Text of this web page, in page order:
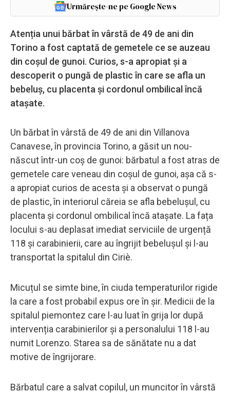
Urmărește-ne pe Google News
Atenția unui bărbat în vârstă de 49 de ani din
Torino a fost captată de gemetele ce se auzeau
din coșul de gunoi. Curios, s-a apropiat și a
descoperit o pungă de plastic în care se afla un
bebeluș, cu placenta și cordonul ombilical încă
atașate.
Un bărbat în vârstă de 49 de ani din Villanova
Canavese, în provincia Torino, a găsit un nou-
născut într-un coș de gunoi: bărbatul a fost atras de
gemetele care veneau din coșul de gunoi, așa că s-
a apropiat curios de acesta și a observat o pungă
de plastic, în interiorul căreia se afla bebelușul, cu
placenta și cordonul ombilical încă atașate. La fața
locului s-au deplasat imediat serviciile de urgență
118 și carabinierii, care au îngrijit bebelușul și l-au
transportat la spitalul din Ciriè.
Micuțul se simte bine, în ciuda temperaturilor rigide
la care a fost probabil expus ore în șir. Medicii de la
spitalul piemontez care l-au luat în grija lor după
intervenția carabinierilor și a personalului 118 l-au
numit Lorenzo. Starea sa de sănătate nu a dat
motive de îngrijorare.
Bărbatul care a salvat copilul, un muncitor în vârstă